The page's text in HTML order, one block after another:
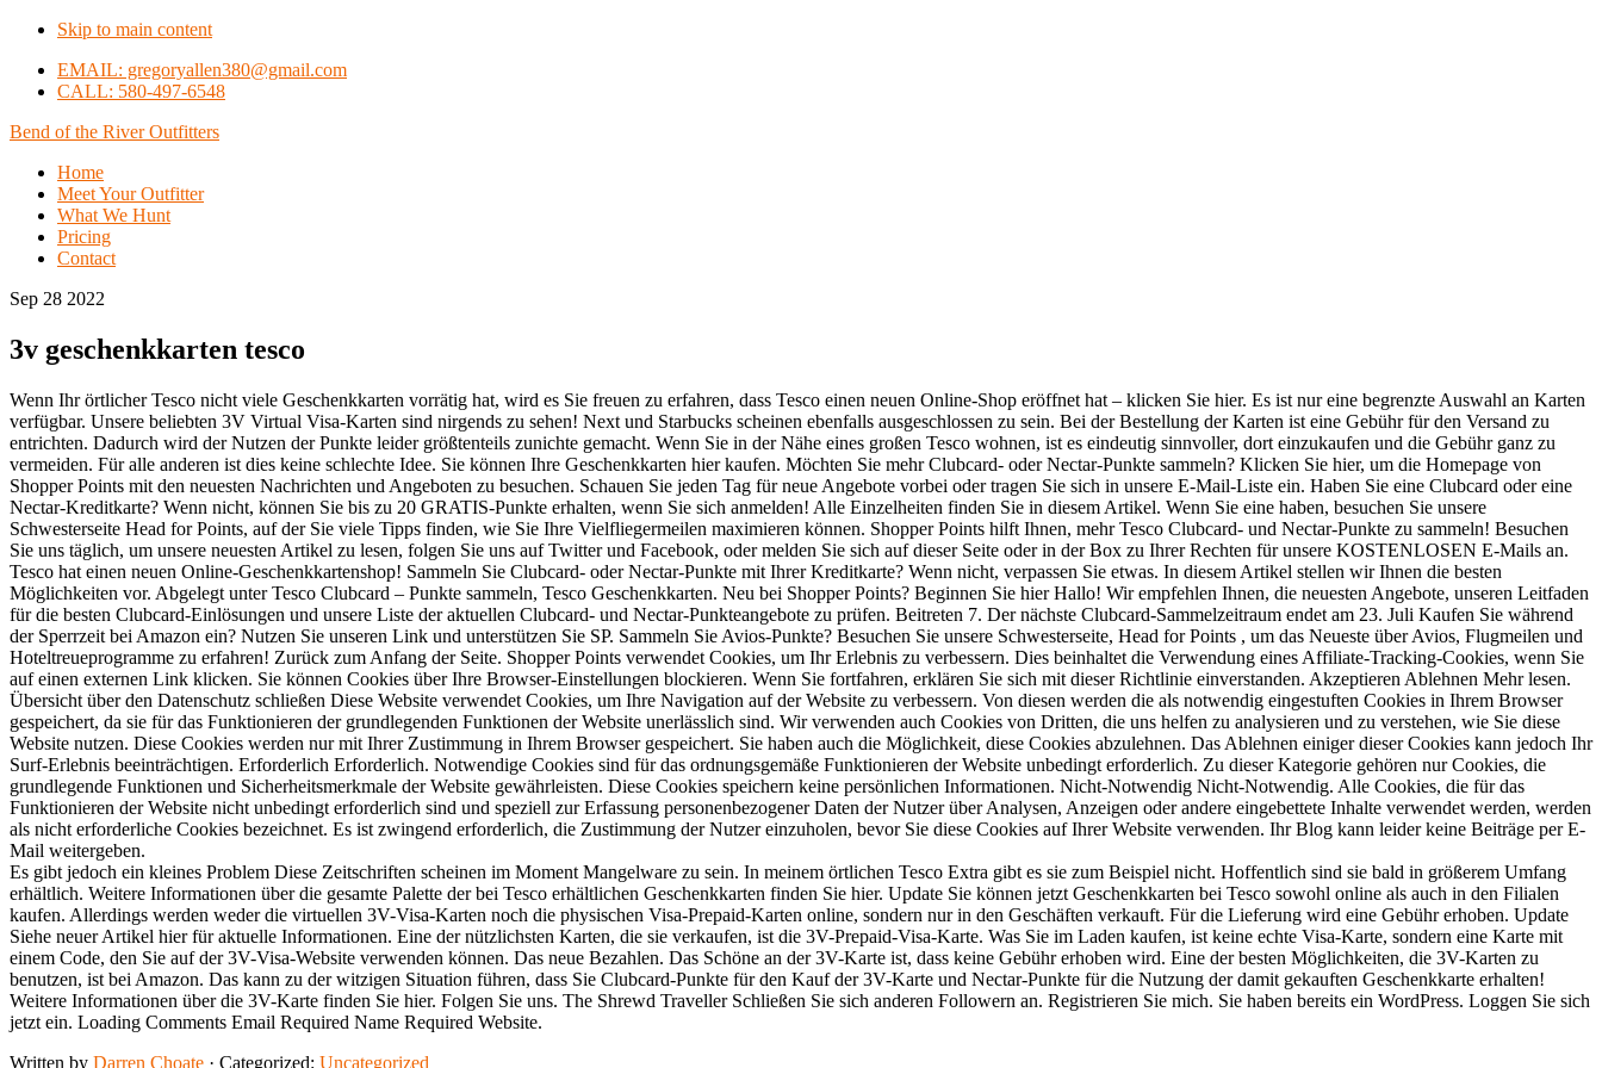
Skip to main content
EMAIL: gregoryallen380@gmail.com
CALL: 580-497-6548
Bend of the River Outfitters
Home
Meet Your Outfitter
What We Hunt
Pricing
Contact
Sep 28 2022
3v geschenkkarten tesco
Wenn Ihr örtlicher Tesco nicht viele Geschenkkarten vorrätig hat, wird es Sie freuen zu erfahren, dass Tesco einen neuen Online-Shop eröffnet hat – klicken Sie hier. Es ist nur eine begrenzte Auswahl an Karten
verfügbar. Unsere beliebten 3V Virtual Visa-Karten sind nirgends zu sehen! Next und Starbucks scheinen ebenfalls ausgeschlossen zu sein. Bei der Bestellung der Karten ist eine Gebühr für den Versand zu
entrichten. Dadurch wird der Nutzen der Punkte leider größtenteils zunichte gemacht. Wenn Sie in der Nähe eines großen Tesco wohnen, ist es eindeutig sinnvoller, dort einzukaufen und die Gebühr ganz zu
vermeiden. Für alle anderen ist dies keine schlechte Idee. Sie können Ihre Geschenkkarten hier kaufen. Möchten Sie mehr Clubcard- oder Nectar-Punkte sammeln? Klicken Sie hier, um die Homepage von
Shopper Points mit den neuesten Nachrichten und Angeboten zu besuchen. Schauen Sie jeden Tag für neue Angebote vorbei oder tragen Sie sich in unsere E-Mail-Liste ein. Haben Sie eine Clubcard oder eine
Nectar-Kreditkarte? Wenn nicht, können Sie bis zu 20 GRATIS-Punkte erhalten, wenn Sie sich anmelden! Alle Einzelheiten finden Sie in diesem Artikel. Wenn Sie eine haben, besuchen Sie unsere
Schwesterseite Head for Points, auf der Sie viele Tipps finden, wie Sie Ihre Vielfliegermeilen maximieren können. Shopper Points hilft Ihnen, mehr Tesco Clubcard- und Nectar-Punkte zu sammeln! Besuchen
Sie uns täglich, um unsere neuesten Artikel zu lesen, folgen Sie uns auf Twitter und Facebook, oder melden Sie sich auf dieser Seite oder in der Box zu Ihrer Rechten für unsere KOSTENLOSEN E-Mails an.
Tesco hat einen neuen Online-Geschenkkartenshop! Sammeln Sie Clubcard- oder Nectar-Punkte mit Ihrer Kreditkarte? Wenn nicht, verpassen Sie etwas. In diesem Artikel stellen wir Ihnen die besten
Möglichkeiten vor. Abgelegt unter Tesco Clubcard – Punkte sammeln, Tesco Geschenkkarten. Neu bei Shopper Points? Beginnen Sie hier Hallo! Wir empfehlen Ihnen, die neuesten Angebote, unseren Leitfaden
für die besten Clubcard-Einlösungen und unsere Liste der aktuellen Clubcard- und Nectar-Punkteangebote zu prüfen. Beitreten 7. Der nächste Clubcard-Sammelzeitraum endet am 23. Juli Kaufen Sie während
der Sperrzeit bei Amazon ein? Nutzen Sie unseren Link und unterstützen Sie SP. Sammeln Sie Avios-Punkte? Besuchen Sie unsere Schwesterseite, Head for Points , um das Neueste über Avios, Flugmeilen und
Hoteltreueprogramme zu erfahren! Zurück zum Anfang der Seite. Shopper Points verwendet Cookies, um Ihr Erlebnis zu verbessern. Dies beinhaltet die Verwendung eines Affiliate-Tracking-Cookies, wenn Sie
auf einen externen Link klicken. Sie können Cookies über Ihre Browser-Einstellungen blockieren. Wenn Sie fortfahren, erklären Sie sich mit dieser Richtlinie einverstanden. Akzeptieren Ablehnen Mehr lesen.
Übersicht über den Datenschutz schließen Diese Website verwendet Cookies, um Ihre Navigation auf der Website zu verbessern. Von diesen werden die als notwendig eingestuften Cookies in Ihrem Browser
gespeichert, da sie für das Funktionieren der grundlegenden Funktionen der Website unerlässlich sind. Wir verwenden auch Cookies von Dritten, die uns helfen zu analysieren und zu verstehen, wie Sie diese
Website nutzen. Diese Cookies werden nur mit Ihrer Zustimmung in Ihrem Browser gespeichert. Sie haben auch die Möglichkeit, diese Cookies abzulehnen. Das Ablehnen einiger dieser Cookies kann jedoch Ihr
Surf-Erlebnis beeinträchtigen. Erforderlich Erforderlich. Notwendige Cookies sind für das ordnungsgemäße Funktionieren der Website unbedingt erforderlich. Zu dieser Kategorie gehören nur Cookies, die
grundlegende Funktionen und Sicherheitsmerkmale der Website gewährleisten. Diese Cookies speichern keine persönlichen Informationen. Nicht-Notwendig Nicht-Notwendig. Alle Cookies, die für das
Funktionieren der Website nicht unbedingt erforderlich sind und speziell zur Erfassung personenbezogener Daten der Nutzer über Analysen, Anzeigen oder andere eingebettete Inhalte verwendet werden, werden
als nicht erforderliche Cookies bezeichnet. Es ist zwingend erforderlich, die Zustimmung der Nutzer einzuholen, bevor Sie diese Cookies auf Ihrer Website verwenden. Ihr Blog kann leider keine Beiträge per E-
Mail weitergeben.
Es gibt jedoch ein kleines Problem Diese Zeitschriften scheinen im Moment Mangelware zu sein. In meinem örtlichen Tesco Extra gibt es sie zum Beispiel nicht. Hoffentlich sind sie bald in größerem Umfang
erhältlich. Weitere Informationen über die gesamte Palette der bei Tesco erhältlichen Geschenkkarten finden Sie hier. Update Sie können jetzt Geschenkkarten bei Tesco sowohl online als auch in den Filialen
kaufen. Allerdings werden weder die virtuellen 3V-Visa-Karten noch die physischen Visa-Prepaid-Karten online, sondern nur in den Geschäften verkauft. Für die Lieferung wird eine Gebühr erhoben. Update
Siehe neuer Artikel hier für aktuelle Informationen. Eine der nützlichsten Karten, die sie verkaufen, ist die 3V-Prepaid-Visa-Karte. Was Sie im Laden kaufen, ist keine echte Visa-Karte, sondern eine Karte mit
einem Code, den Sie auf der 3V-Visa-Website verwenden können. Das neue Bezahlen. Das Schöne an der 3V-Karte ist, dass keine Gebühr erhoben wird. Eine der besten Möglichkeiten, die 3V-Karten zu
benutzen, ist bei Amazon. Das kann zu der witzigen Situation führen, dass Sie Clubcard-Punkte für den Kauf der 3V-Karte und Nectar-Punkte für die Nutzung der damit gekauften Geschenkkarte erhalten!
Weitere Informationen über die 3V-Karte finden Sie hier. Folgen Sie uns. The Shrewd Traveller Schließen Sie sich anderen Followern an. Registrieren Sie mich. Sie haben bereits ein WordPress. Loggen Sie sich
jetzt ein. Loading Comments Email Required Name Required Website.
Written by Darren Choate · Categorized: Uncategorized